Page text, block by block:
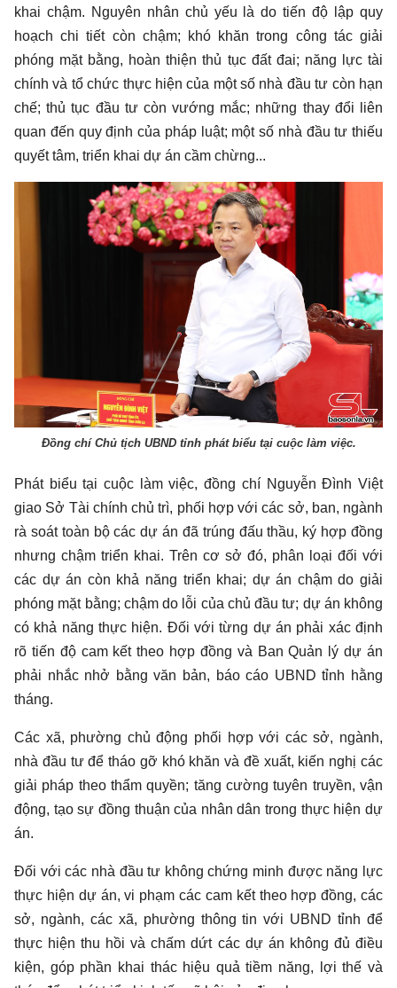
khai chậm. Nguyên nhân chủ yếu là do tiến độ lập quy
hoạch chi tiết còn chậm; khó khăn trong công tác giải
phóng mặt bằng, hoàn thiện thủ tục đất đai; năng lực tài
chính và tổ chức thực hiện của một số nhà đầu tư còn hạn
chế; thủ tục đầu tư còn vướng mắc; những thay đổi liên
quan đến quy định của pháp luật; một số nhà đầu tư thiếu
quyết tâm, triển khai dự án cầm chừng...
Đồng chí Chủ tịch UBND tỉnh phát biểu tại cuộc làm việc.
Phát biểu tại cuộc làm việc, đồng chí Nguyễn Đình Việt
giao Sở Tài chính chủ trì, phối hợp với các sở, ban, ngành
rà soát toàn bộ các dự án đã trúng đấu thầu, ký hợp đồng
nhưng chậm triển khai. Trên cơ sở đó, phân loại đối với
các dự án còn khả năng triển khai; dự án chậm do giải
phóng mặt bằng; chậm do lỗi của chủ đầu tư; dự án không
có khả năng thực hiện. Đối với từng dự án phải xác định
rõ tiến độ cam kết theo hợp đồng và Ban Quản lý dự án
phải nhắc nhở bằng văn bản, báo cáo UBND tỉnh hằng
tháng.
Các xã, phường chủ động phối hợp với các sở, ngành,
nhà đầu tư để tháo gỡ khó khăn và đề xuất, kiến nghị các
giải pháp theo thẩm quyền; tăng cường tuyên truyền, vận
động, tạo sự đồng thuận của nhân dân trong thực hiện dự
án.
Đối với các nhà đầu tư không chứng minh được năng lực
thực hiện dự án, vi phạm các cam kết theo hợp đồng, các
sở, ngành, các xã, phường thông tin với UBND tỉnh để
thực hiện thu hồi và chấm dứt các dự án không đủ điều
kiện, góp phần khai thác hiệu quả tiềm năng, lợi thế và